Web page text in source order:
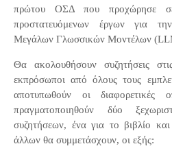
πρώτου ΟΣΔ που προχώρησε σε
προστατευόμενων έργων για
Μεγάλων Γλωσσικών Μοντέλων
Θα ακολουθήσουν συζητήσεις
εκπρόσωποι από όλους τους
αποτυπωθούν οι διαφορετικές
πραγματοποιηθούν δύο
συζητήσεων, ένα για το βιβλίο
άλλων θα συμμετάσχουν, οι εξής: